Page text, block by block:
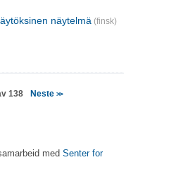
näytelmä (finsk)
138 Neste >>
med Senter for